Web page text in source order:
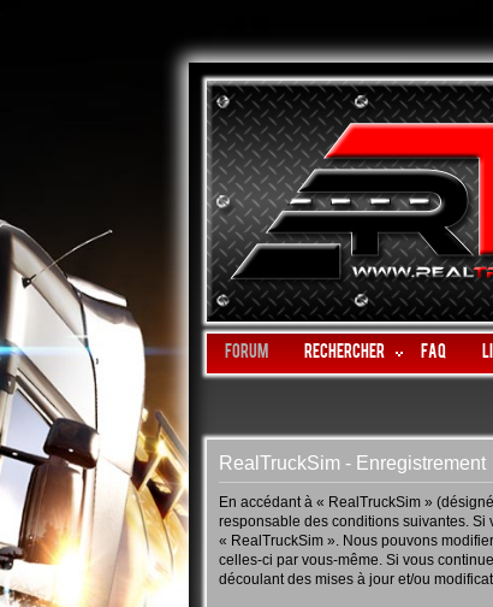
Forum Rechercher FAQ
RealTruckSim - Enregistrement
En accédant à « RealTruckSim »
responsable des conditions suivantes. Si
« RealTruckSim ». Nous pouvons
celles-ci par vous-même. Si vous
découlant des mises à jour et/ou